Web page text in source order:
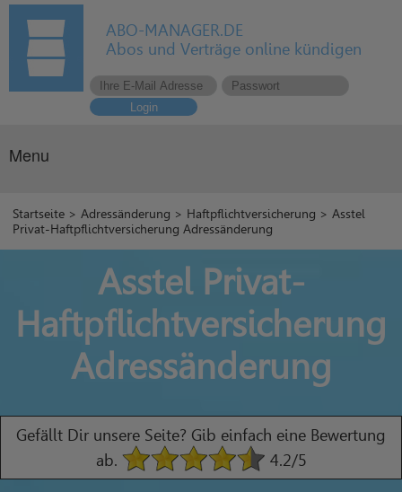
ABO-MANAGER.DE
Abos und Verträge online kündigen
Login
Menu
Startseite >Adressänderung > Haftpflichtversicherung > Asstel
Privat-Haftpflichtversicherung Adressänderung
Asstel Privat-
Haftpflichtversicherung
Adressänderung
Gefällt Dir unsere Seite? Gib einfach eine Bewertung
ab.
4.2/5